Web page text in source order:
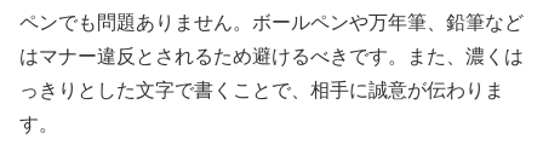
ペンでも問題ありません。ボールペンや万年筆、鉛筆など
はマナー違反とされるため避けるべきです。また、濃くは
っきりとした文字で書くことで、相手に誠意が伝わりま
す。